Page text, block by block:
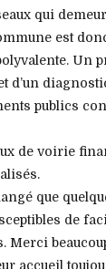
qui
est
Un
d’un
publics
de voirie
que
de
Merci
accueil